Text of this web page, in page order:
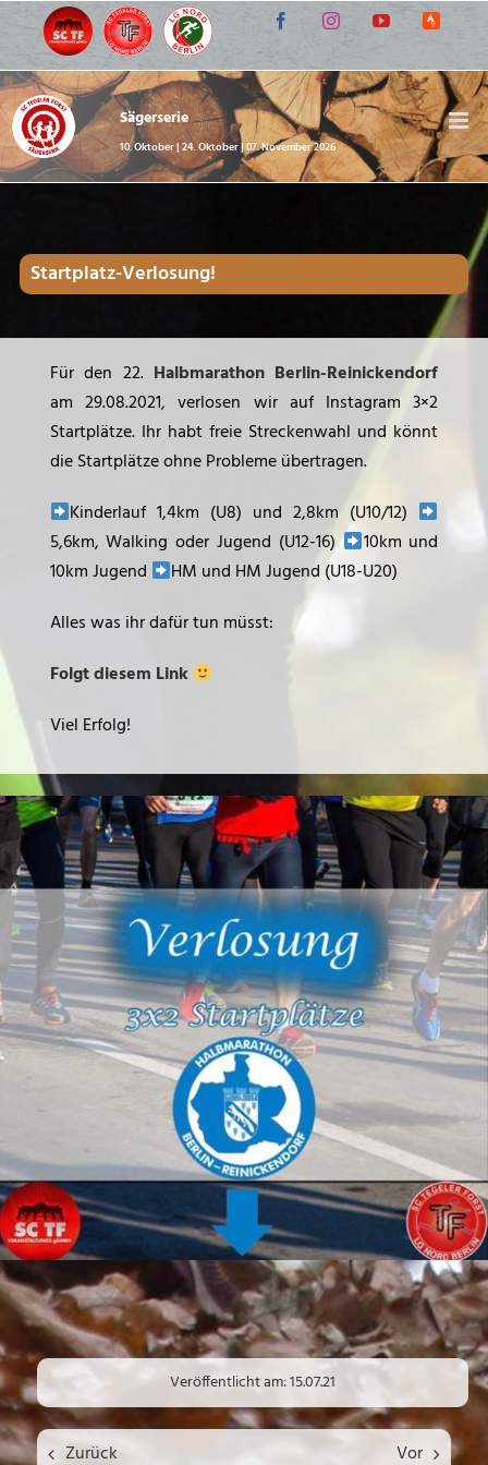
Zum
springen
FacebookInstagramYouTube
Strava
Sägerserie
10. Oktober | 24. Oktober | 07. November 2026
Startplatz-Verlosung!
Für den 22. Halbmarathon Berlin-Reinickendorf
am 29.08.2021, verlosen wir auf Instagram 3×2
Startplätze. Ihr habt freie Streckenwahl und könnt
die Startplätze ohne Probleme übertragen.
Kinderlauf 1,4km (U8) und 2,8km (U10/12)
5,6km, Walking oder Jugend (U12-16)
10km und
10km Jugend
HM und HM Jugend (U18-U20)
Alles was ihr dafür tun müsst:
Folgt diesem Link
Viel Erfolg!
Veröffentlicht am: 15.07.21
Zurück Vor